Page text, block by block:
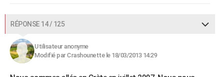
RÉPONSE 14 / 125
Utilisateur anonyme
Modifié par Crashounette le 18/03/2013 14:29